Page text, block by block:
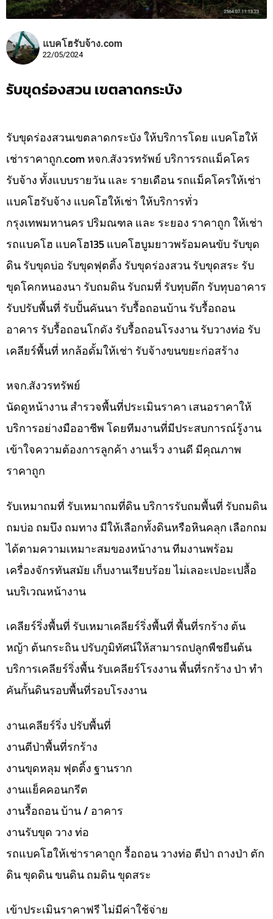
แบคโฮรับจ้าง.com
22/05/2024
รับขุดร่องสวน เขตลาดกระบัง
รับขุดร่องสวนเขตลาดกระบัง ให้บริการโดย แบคโฮให้
เช่าราคาถูก.com หจก.สังวรทรัพย์ บริการรถแม็คโคร
รับจ้าง ทั้งแบบรายวัน และ รายเดือน รถแม็คโครให้เช่า
แบคโฮรับจ้าง แบคโฮให้เช่า ให้บริการทั่ว
กรุงเทพมหานคร ปริมณฑล และ ระยอง ราคาถูก ให้เช่า
รถแบคโฮ แบคโฮ135 แบคโฮบูมยาวพร้อมคนขับ รับขุด
ดิน รับขุดบ่อ รับขุดฟุตติ้ง รับขุดร่องสวน รับขุดสระ รับ
ขุดโคกหนองนา รับถมดิน รับถมที่ รับทุบตึก รับทุบอาคาร
รับปรับพื้นที่ รับปั้นคันนา รับรื้อถอนบ้าน รับรื้อถอน
อาคาร รับรื้อถอนโกดัง รับรื้อถอนโรงงาน รับวางท่อ รับ
เคลียร์พื้นที่ หกล้อดั้มให้เช่า รับจ้างขนขยะก่อสร้าง
หจก.สังวรทรัพย์
นัดดูหน้างาน สำรวจพื้นที่ประเมินราคา เสนอราคาให้
บริการอย่างมืออาชีพ โดยทีมงานที่มีประสบการณ์รู้งาน
เข้าใจความต้องการลูกค้า งานเร็ว งานดี มีคุณภาพ
ราคาถูก
รับเหมาถมที่ รับเหมาถมที่ดิน บริการรับถมพื้นที่ รับถมดิน
ถมบ่อ ถมบึง ถมทาง มีให้เลือกทั้งดินหรือหินคลุก เลือกถม
ได้ตามความเหมาะสมของหน้างาน ทีมงานพร้อม
เครื่องจักรทันสมัย เก็บงานเรียบร้อย ไม่เลอะเปอะเปลื้อ
นบริเวณหน้างาน
เคลียร์ริ่งพื้นที่ รับเหมาเคลียร์ริ่งพื้นที่ พื้นที่รกร้าง ต้น
หญ้า ต้นกระถิน ปรับภูมิทัศน์ให้สามารถปลูกพืชยืนต้น
บริการเคลียร์ริ่งพื้น รับเคลียร์โรงงาน พื้นที่รกร้าง ป่า ทำ
คันกั้นดินรอบพื้นที่รอบโรงงาน
งานเคลียร์ริ่ง ปรับพื้นที่
งานตีป่าพื้นที่รกร้าง
งานขุดหลุม ฟุตติ้ง ฐานราก
งานแย็คคอนกรีต
งานรื้อถอน บ้าน / อาคาร
งานรับขุด วาง ท่อ
รถแบคโฮให้เช่าราคาถูก รื้อถอน วางท่อ ตีป่า ถางป่า ตัก
ดิน ขุดดิน ขนดิน ถมดิน ขุดสระ
เข้าประเมินราคาฟรี ไม่มีค่าใช้จ่าย